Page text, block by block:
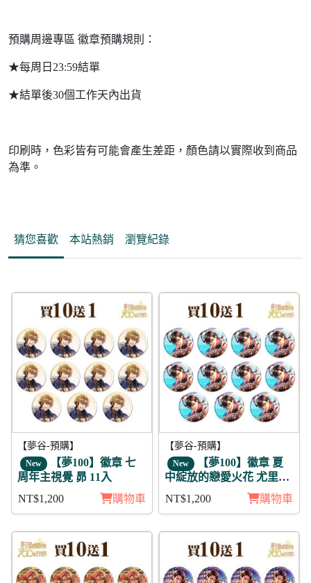
預購周邊專區 徽章預購規則：
★每周日23:59結單
★結單後30個工作天內出貨
印刷時，色彩皆有可能會產生差距，顏色請以實際收到商品
為準。
猜您喜歡 本站熱銷 瀏覽紀錄
【夢谷-預購】
New 【夢100】徽章 七
周年主視覺 昴 11入
NT$1,200
購物車
【夢谷-預購】
New 【夢100】徽章 夏
中綻放的戀愛火花 尤里烏
NT$1,200 購物車